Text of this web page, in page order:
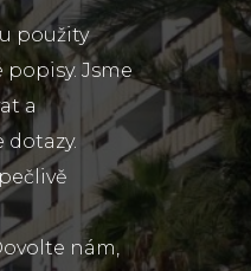
použity
Jsme
a
dotazy.
nám,